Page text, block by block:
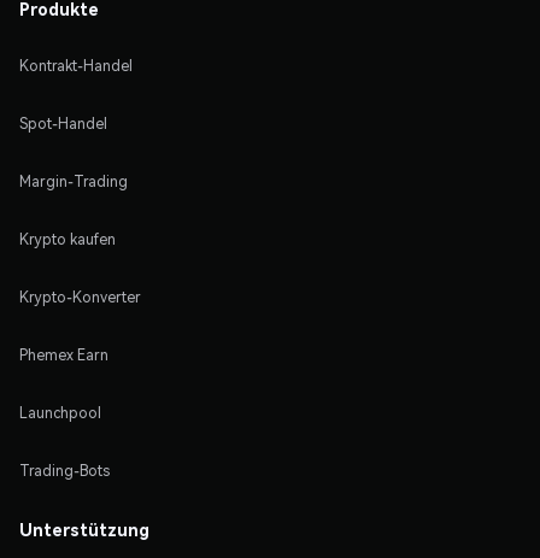
Produkte
Kontrakt-Handel
Spot-Handel
Margin-Trading
Krypto kaufen
Krypto-Konverter
Phemex Earn
Launchpool
Trading-Bots
Unterstützung